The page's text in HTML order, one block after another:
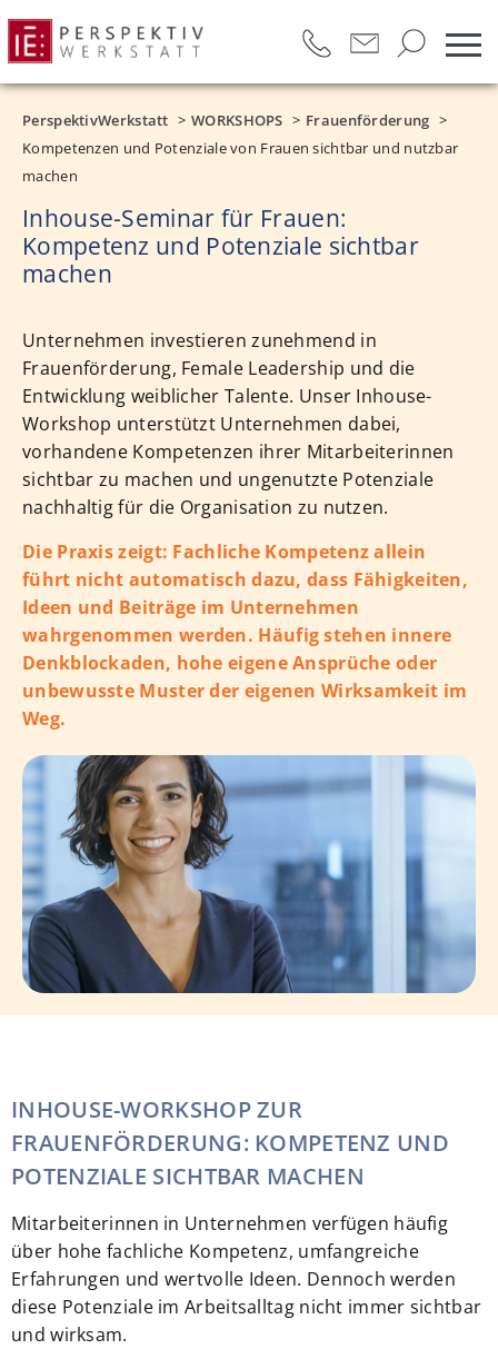
PerspektivWerkstatt WORKSHOPS
Frauenförderung
Kompetenzen und Potenziale von Frauen sichtbar und nutzbar
machen
Inhouse-Seminar für Frauen:
Kompetenz und Potenziale sichtbar
machen
Unternehmen investieren zunehmend in
Frauenförderung, Female Leadership und die
Entwicklung weiblicher Talente. Unser Inhouse-
Workshop unterstützt Unternehmen dabei,
vorhandene Kompetenzen ihrer Mitarbeiterinnen
sichtbar zu machen und ungenutzte Potenziale
nachhaltig für die Organisation zu nutzen.
Die Praxis zeigt: Fachliche Kompetenz allein
führt nicht automatisch dazu, dass Fähigkeiten,
Ideen und Beiträge im Unternehmen
wahrgenommen werden. Häufig stehen innere
Denkblockaden, hohe eigene Ansprüche oder
unbewusste Muster der eigenen Wirksamkeit im
Weg.
INHOUSE-WORKSHOP ZUR
FRAUENFÖRDERUNG: KOMPETENZ UND
POTENZIALE SICHTBAR MACHEN
Mitarbeiterinnen in Unternehmen verfügen häufig
über hohe fachliche Kompetenz, umfangreiche
Erfahrungen und wertvolle Ideen. Dennoch werden
diese Potenziale im Arbeitsalltag nicht immer sichtbar
und wirksam.